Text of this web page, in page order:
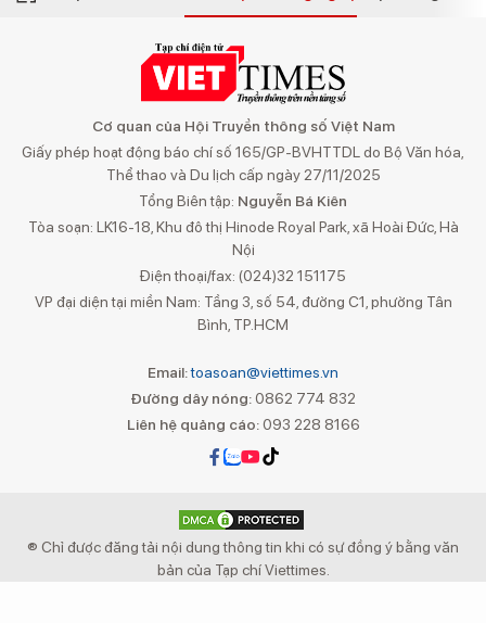
Cơ quan của Hội Truyền thông số Việt Nam
Giấy phép hoạt động báo chí số 165/GP-BVHTTDL do Bộ Văn hóa,
Thể thao và Du lịch cấp ngày 27/11/2025
Tổng Biên tập: Nguyễn Bá Kiên
Tòa soạn: LK16-18, Khu đô thị Hinode Royal Park, xã Hoài Đức, Hà
Nội
Điện thoại/fax: (024)32 151175
VP đại diện tại miền Nam: Tầng 3, số 54, đường C1, phường Tân
Bình, TP.HCM
Email:toasoan@viettimes.vn
Đường dây nóng: 0862 774 832
Liên hệ quảng cáo:093 228 8166
® Chỉ được đăng tải nội dung thông tin khi có sự đồng ý bằng văn
bản của Tạp chí Viettimes.